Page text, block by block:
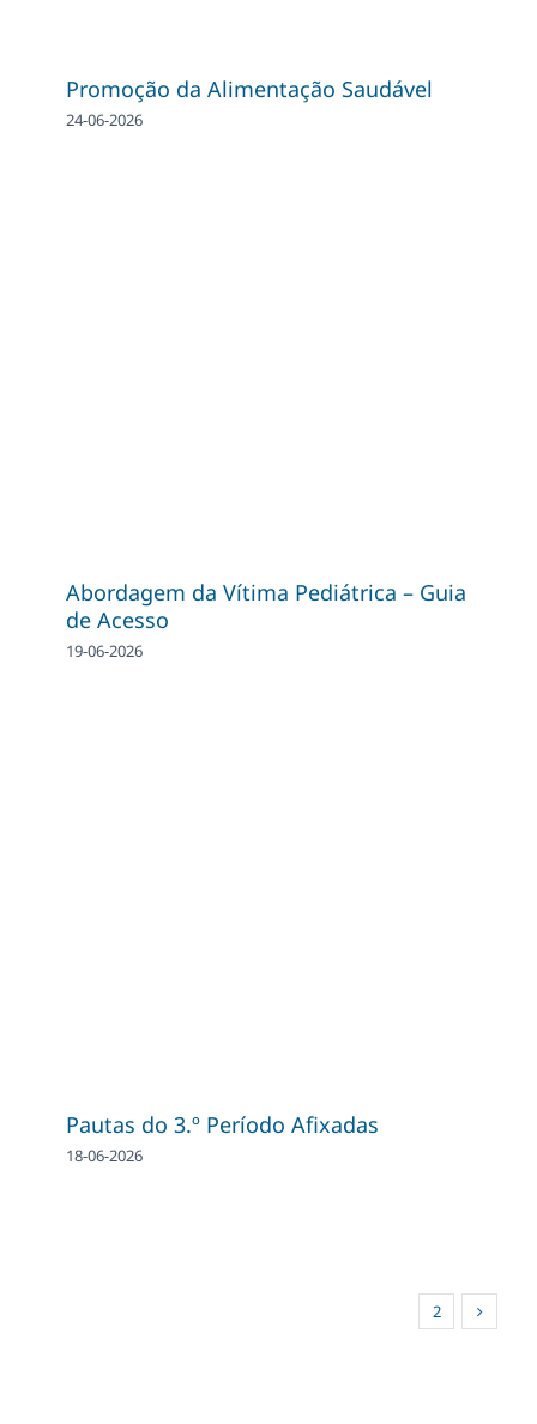
Promoção da Alimentação Saudável
24-06-2026
Abordagem da Vítima Pediátrica – Guia
de Acesso
19-06-2026
Pautas do 3.º Período Afixadas
18-06-2026
2